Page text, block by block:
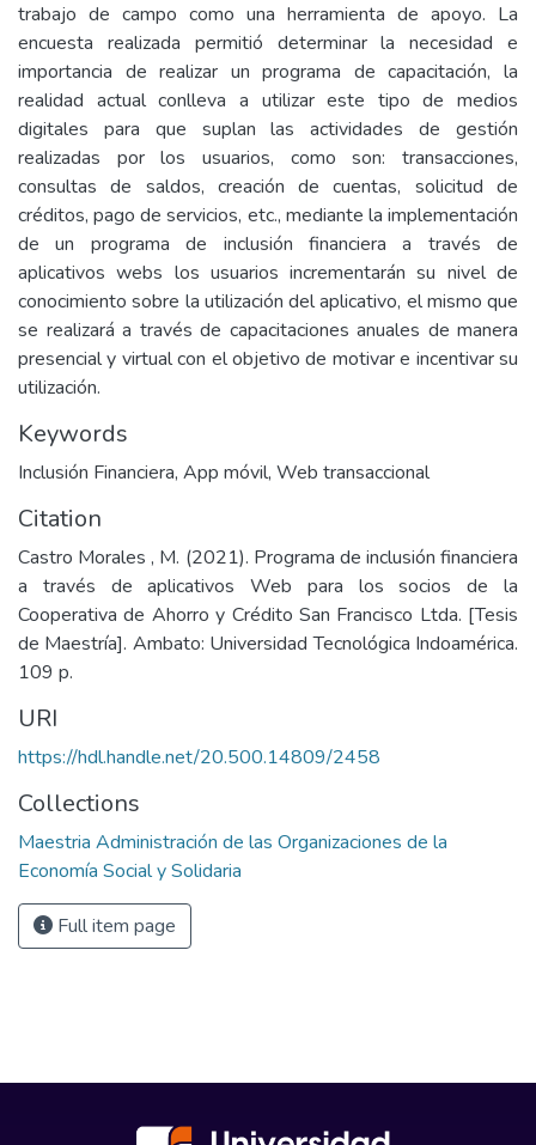
trabajo de campo como una herramienta de apoyo. La
encuesta realizada permitió determinar la necesidad e
importancia de realizar un programa de capacitación, la
realidad actual conlleva a utilizar este tipo de medios
digitales para que suplan las actividades de gestión
realizadas por los usuarios, como son: transacciones,
consultas de saldos, creación de cuentas, solicitud de
créditos, pago de servicios, etc., mediante la implementación
de un programa de inclusión financiera a través de
aplicativos webs los usuarios incrementarán su nivel de
conocimiento sobre la utilización del aplicativo, el mismo que
se realizará a través de capacitaciones anuales de manera
presencial y virtual con el objetivo de motivar e incentivar su
utilización.
Keywords
Inclusión Financiera, App móvil, Web transaccional
Citation
Castro Morales , M. (2021). Programa de inclusión financiera
a través de aplicativos Web para los socios de la
Cooperativa de Ahorro y Crédito San Francisco Ltda. [Tesis
de Maestría]. Ambato: Universidad Tecnológica Indoamérica.
109 p.
URI
https://hdl.handle.net/20.500.14809/2458
Collections
Maestria Administración de las Organizaciones de la
Economía Social y Solidaria
Full item page